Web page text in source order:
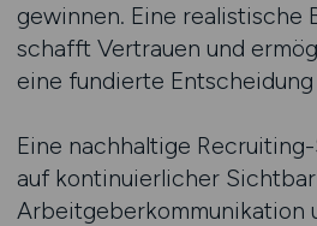
gewinnen. Eine realistische
schafft Vertrauen und
eine fundierte
Eine nachhaltige
auf kontinuierlicher
Arbeitgeberkommunikation